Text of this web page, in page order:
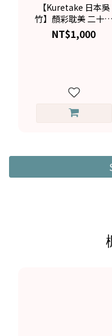
【Kuretake 日本吳
竹】顏彩耽美 二十四
色 (MC20/24V)
NT$1,000